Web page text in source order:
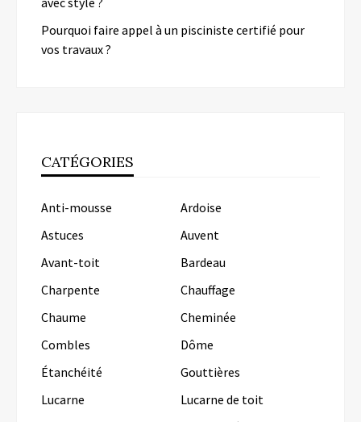
Pourquoi faire appel à un pisciniste certifié pour
vos travaux ?
CATÉGORIES
Anti-mousse
Ardoise
Astuces
Auvent
Avant-toit
Bardeau
Charpente
Chauffage
Chaume
Cheminée
Combles
Dôme
Étanchéité
Gouttières
Lucarne
Lucarne de toit